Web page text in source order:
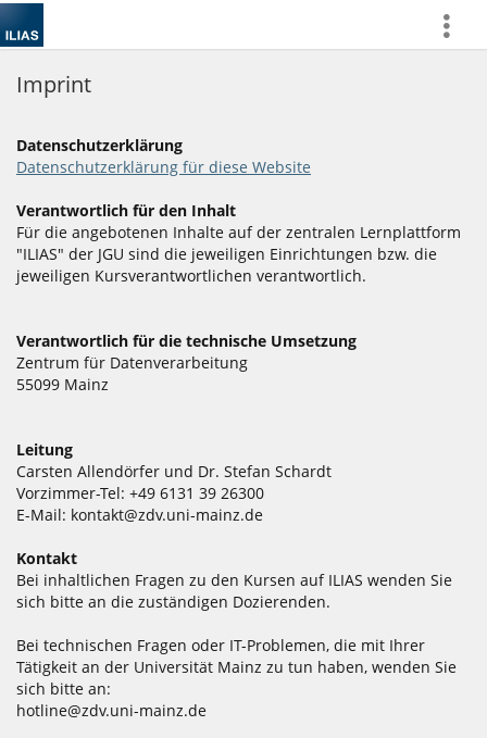
more
Imprint
Datenschutzerklärung
Datenschutzerklärung für diese Website
Verantwortlich für den Inhalt
Für die angebotenen Inhalte auf der zentralen Lernplattform
"ILIAS" der JGU sind die jeweiligen Einrichtungen bzw. die
jeweiligen Kursverantwortlichen verantwortlich.
Verantwortlich für die technische Umsetzung
Zentrum für Datenverarbeitung
55099 Mainz
Leitung
Carsten Allendörfer und Dr. Stefan Schardt
Vorzimmer-Tel: +49 6131 39 26300
E-Mail: kontakt@zdv.uni-mainz.de
Kontakt
Bei inhaltlichen Fragen zu den Kursen auf ILIAS wenden Sie
sich bitte an die zuständigen Dozierenden.
Bei technischen Fragen oder IT-Problemen, die mit Ihrer
Tätigkeit an der Universität Mainz zu tun haben, wenden Sie
sich bitte an:
hotline@zdv.uni-mainz.de